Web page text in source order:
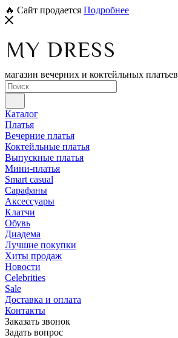
🔥 Сайт продается Подробнее
магазин вечерних и коктейльных платьев
Каталог
Платья
Вечерние платья
Коктейльные платья
Выпускные платья
Мини-платья
Smart casual
Сарафаны
Аксессуары
Клатчи
Обувь
Диадема
Лучшие покупки
Хиты продаж
Новости
Celebrities
Sale
Доставка и оплата
Контакты
Заказать звонок
Задать вопрос